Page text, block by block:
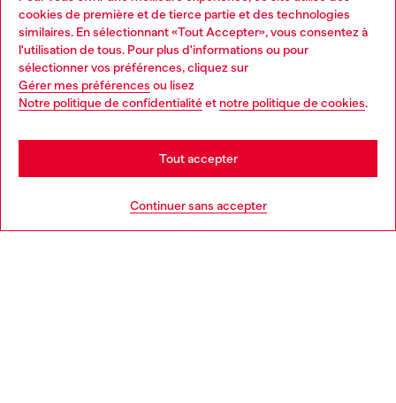
cookies de première et de tierce partie et des technologies
similaires. En sélectionnant «Tout Accepter», vous consentez à
l'utilisation de tous. Pour plus d'informations ou pour
sélectionner vos préférences, cliquez sur
Gérer mes préférences ou lisez
Notre politique de confidentialitéet notre politique de cookies.
Continuer sans accepter
Tout accepter
Services omnicanaux
Découvrez tous nos services, en ligne et en magasin.
En savoir plus
Choose your location
You are currently browsing France website, but it seems you
may be based in United States